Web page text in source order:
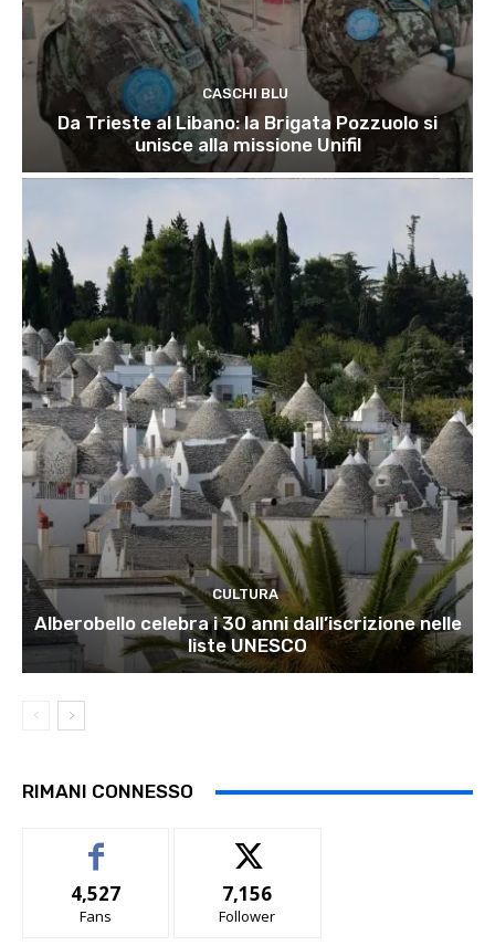
CASCHI BLU
Da Trieste al Libano: la Brigata Pozzuolo si
unisce alla missione Unifil
CULTURA
Alberobello celebra i 30 anni dall’iscrizione nelle
liste UNESCO
RIMANI CONNESSO
4,527
Fans
7,156
Follower